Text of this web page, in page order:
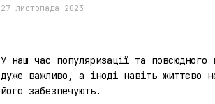
27 листопада 2023
У наш час популяризації та
дуже важливо, а іноді навіть життєво
його забезпечують.